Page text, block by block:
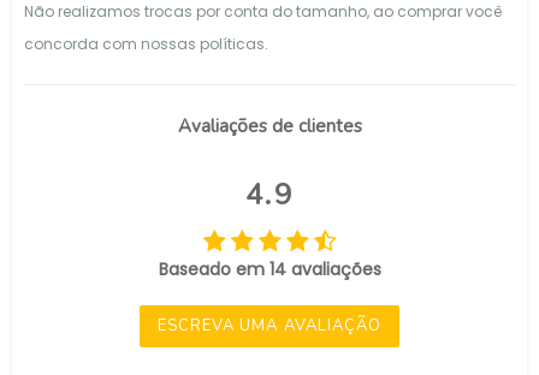
Não realizamos trocas por conta do tamanho, ao comprar você
concorda com nossas políticas.
Avaliações de clientes
4.9
Baseado em 14 avaliações
ESCREVA UMA AVALIAÇÃO